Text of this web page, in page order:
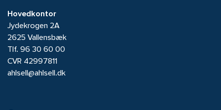
Hovedkontor
Jydekrogen 2A
2625 Vallensbæk
Tlf. 96 30 60 00
CVR 42997811
ahlsell@ahlsell.dk